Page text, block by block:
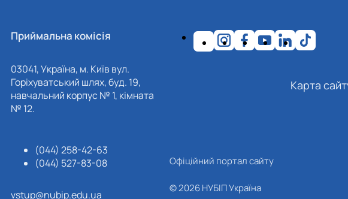
Приймальна комісія
03041, Україна, м. Київ вул.
Горіхуватський шлях, буд. 19,
навчальний корпус № 1, кімната
№ 12.
(044) 258-42-63
(044) 527-83-08
vstup@nubip.edu.ua
Карта
Офіційний портал сайту
© 2026 НУБІП Україна